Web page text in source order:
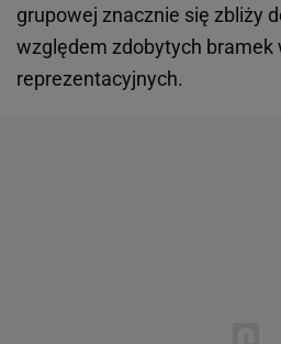
grupowej znacznie się zbliży
względem zdobytych bramek
reprezentacyjnych.